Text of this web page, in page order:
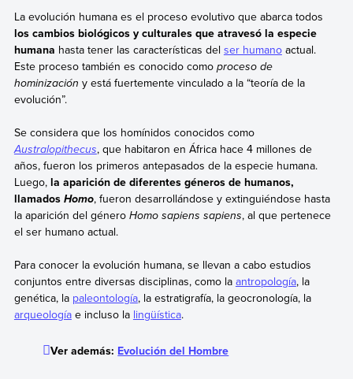
La evolución humana es el proceso evolutivo que abarca todos
los cambios biológicos y culturales que atravesó la especie
humana hasta tener las características del ser humanoactual.
Este proceso también es conocido como proceso de
hominización y está fuertemente vinculado a la “teoría de la
evolución”.
Se considera que los homínidos conocidos como
Australopithecus, que habitaron en África hace 4 millones de
años, fueron los primeros antepasados de la especie humana.
Luego, la aparición de diferentes géneros de humanos,
llamados Homo, fueron desarrollándose y extinguiéndose hasta
la aparición del género Homo sapiens sapiens, al que pertenece
el ser humano actual.
Para conocer la evolución humana, se llevan a cabo estudios
conjuntos entre diversas disciplinas, como la antropología, la
genética, la paleontología, la estratigrafía, la geocronología, la
arqueologíae incluso la lingüística.
Ver además: Evolución del Hombre